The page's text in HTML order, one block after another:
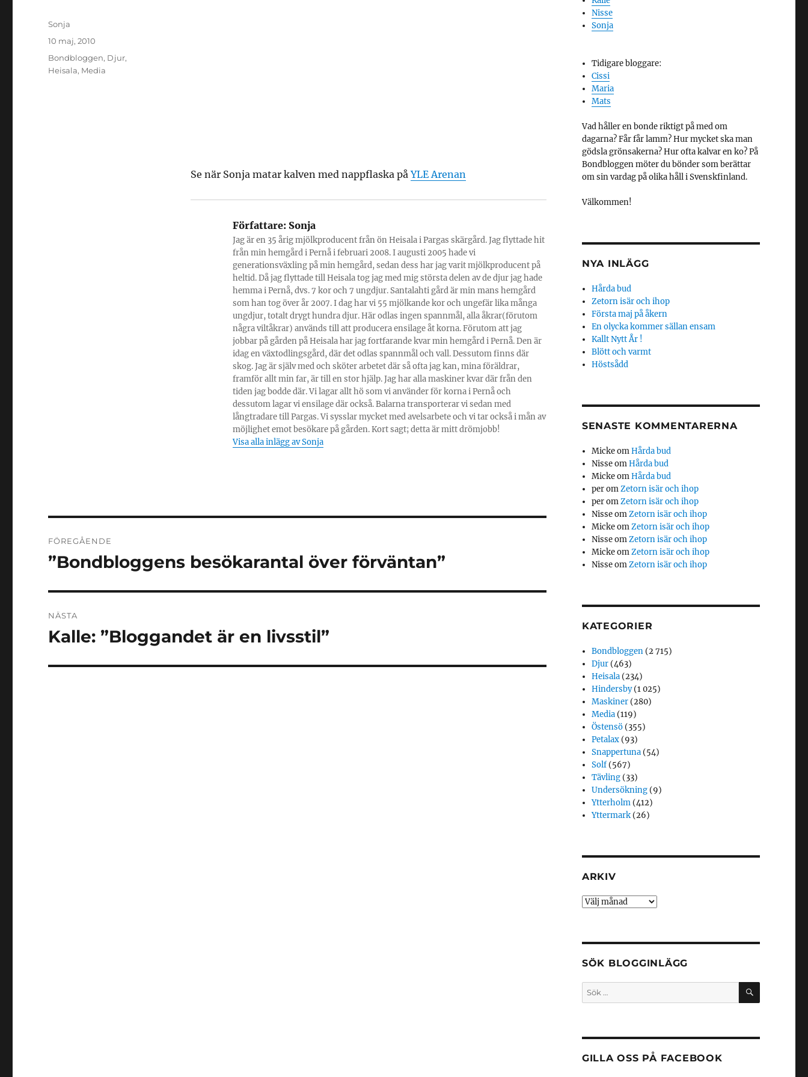
Se när Sonja matar kalven med nappflaska påYLE Arenan
Författare:Sonja
Jag är en 35 årig mjölkproducent från ön Heisala i Pargas skärgård. Jag flyttade hit
från min hemgård i Pernå i februari 2008. I augusti 2005 hade vi
generationsväxling på min hemgård, sedan dess har jag varit mjölkproducent på
heltid. Då jag flyttade till Heisala tog jag med mig största delen av de djur jag hade
hemma i Pernå, dvs. 7 kor och 7 ungdjur. Santalahti gård är min mans hemgård
som han tog över år 2007. I dag har vi 55 mjölkande kor och ungefär lika många
ungdjur, totalt drygt hundra djur. Här odlas ingen spannmål, alla åkrar(förutom
några viltåkrar) används till att producera ensilage åt korna. Förutom att jag
jobbar på gården på Heisala har jag fortfarande kvar min hemgård i Pernå. Den är
idag en växtodlingsgård, där det odlas spannmål och vall. Dessutom finns där
skog. Jag är själv med och sköter arbetet där så ofta jag kan, mina föräldrar,
framför allt min far, är till en stor hjälp. Jag har alla maskiner kvar där från den
tiden jag bodde där. Vi lagar allt hö som vi använder för korna i Pernå och
dessutom lagar vi ensilage där också. Balarna transporterar vi sedan med
långtradare till Pargas. Vi sysslar mycket med avelsarbete och vi tar också i mån av
möjlighet emot besökare på gården. Kort sagt; detta är mitt drömjobb!
Visa alla inlägg av Sonja
Författare
Sonja
Publicerat
10 maj, 2010
Kategorier
Bondbloggen, Djur,
Heisala, Media
FÖREGÅENDE
Föregående
”Bondbloggens besökarantal över förväntan”
NÄSTA
Nästa
Kalle: ”Bloggandet är en livsstil”
Nisse
Sonja
Tidigare bloggare:
Cissi
Maria
Mats
Vad håller en bonde riktigt på med om
dagarna? Får får lamm? Hur mycket ska man
gödsla grönsakerna? Hur ofta kalvar en ko? På
Bondbloggen möter du bönder som berättar
om sin vardag på olika håll i Svenskfinland.
Välkommen!
NYA INLÄGG
Hårda bud
Zetorn isär och ihop
Första maj på åkern
En olycka kommer sällan ensam
Kallt Nytt År !
Blött och varmt
Höstsådd
SENASTE KOMMENTARERNA
MickeomHårda bud
NisseomHårda bud
MickeomHårda bud
peromZetorn isär och ihop
peromZetorn isär och ihop
NisseomZetorn isär och ihop
MickeomZetorn isär och ihop
NisseomZetorn isär och ihop
MickeomZetorn isär och ihop
NisseomZetorn isär och ihop
KATEGORIER
Bondbloggen (2 715)
Djur (463)
Heisala (234)
Hindersby(1 025)
Maskiner (280)
Media (119)
Östensö (355)
Petalax (93)
Snappertuna (54)
Solf(567)
Tävling (33)
Undersökning (9)
Ytterholm (412)
Yttermark (26)
ARKIV
Arkiv
SÖK BLOGGINLÄGG
Sök
efter:
SÖK
GILLA OSS PÅ FACEBOOK